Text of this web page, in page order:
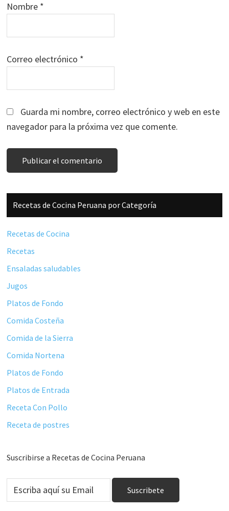
Nombre *
Correo electrónico *
Guarda mi nombre, correo electrónico y web en este
navegador para la próxima vez que comente.
Barra
lateral
principal
Recetas de Cocina Peruana por Categoría
Recetas de Cocina
Recetas
Ensaladas saludables
Jugos
Platos de Fondo
Comida Costeña
Comida de la Sierra
Comida Nortena
Platos de Fondo
Platos de Entrada
Receta Con Pollo
Receta de postres
Suscribirse a Recetas de Cocina Peruana